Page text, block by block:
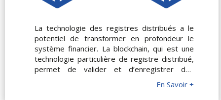
La technologie des registres distribués a le
potentiel de transformer en profondeur le
système financier. La blockchain, qui est une
technologie particulière de registre distribué,
permet de valider et d’enregistrer des
réseau décentralisé et sécurisé. Les
En Savoir +